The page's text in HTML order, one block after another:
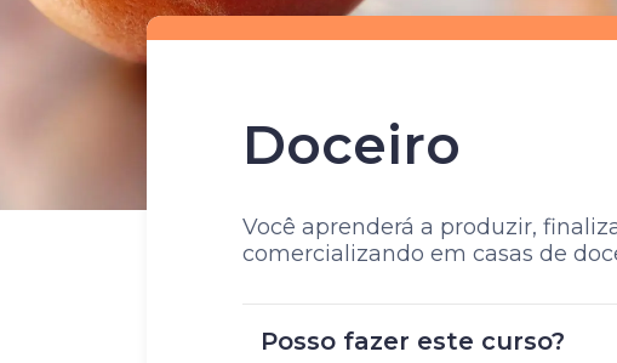
Doceiro
Você aprenderá a produzir,
comercializando em casas de
Posso fazer este curso?